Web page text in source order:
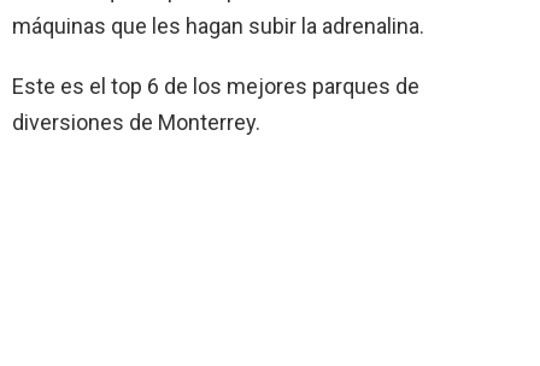
máquinas que les hagan subir la adrenalina.
Este es el top 6 de los mejores parques de
diversiones de Monterrey.